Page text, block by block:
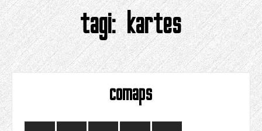
tagi:kartes
comaps